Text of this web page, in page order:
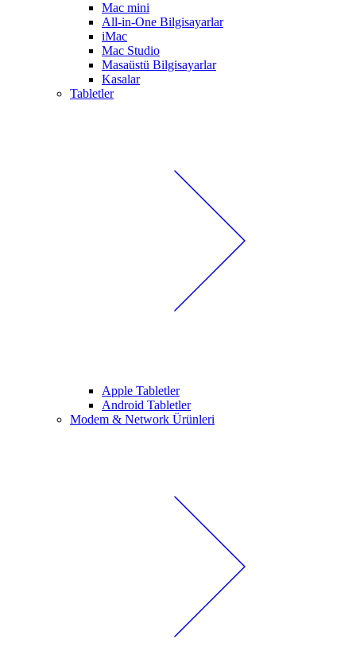
Mac mini
All-in-One Bilgisayarlar
iMac
Mac Studio
Masaüstü Bilgisayarlar
Kasalar
Tabletler
Apple Tabletler
Android Tabletler
Modem & Network Ürünleri